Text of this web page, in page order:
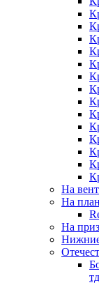
На
На
На